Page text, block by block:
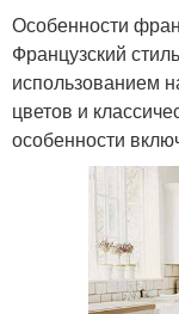
Особенности
Французский
использованием
цветов и
особенности